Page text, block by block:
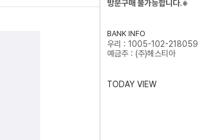
방문구매 불가능합니다.※
BANK INFO
우리 : 1005-102-218059
예금주 : (주)헤스티아
TODAY VIEW